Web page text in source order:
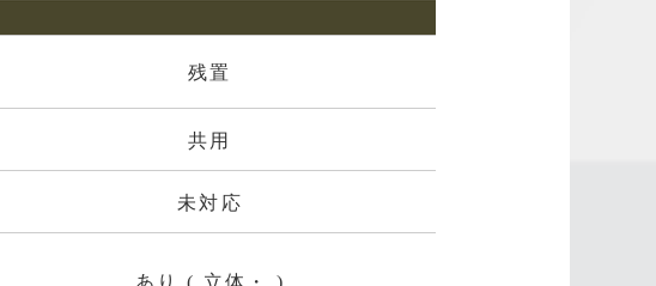
残置
共用
未対応
あり ( 立体・ )